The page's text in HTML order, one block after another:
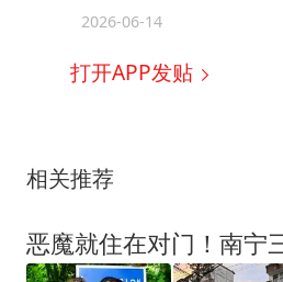
2026-06-14
打开APP发贴
相关推荐